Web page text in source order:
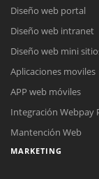
Diseño web portal
Diseño web intranet
Diseño web mini
Aplicaciones moviles
APP web móviles
Integración Webpay
Mantención Web
MARKETING